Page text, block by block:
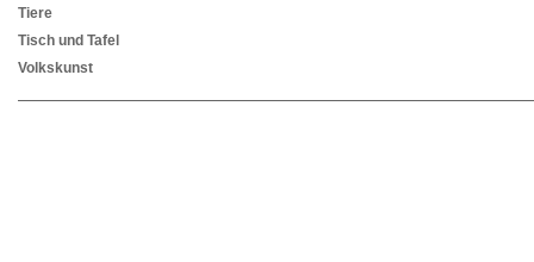
Tiere
Tisch und Tafel
Volkskunst